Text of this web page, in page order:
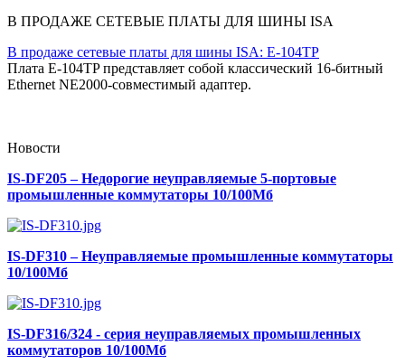
В ПРОДАЖЕ СЕТЕВЫЕ ПЛАТЫ ДЛЯ ШИНЫ ISA
В продаже сетевые платы для шины ISA: E-104TP
Плата E-104TP представляет собой классический 16-битный
Ethernet NE2000-совместимый адаптер.
Новости
IS-DF205 – Недорогие неуправляемые 5-портовые
промышленные коммутаторы 10/100Мб
IS-DF310 – Неуправляемые промышленные коммутаторы
10/100Мб
IS-DF316/324 - серия неуправляемых промышленных
коммутаторов 10/100Мб